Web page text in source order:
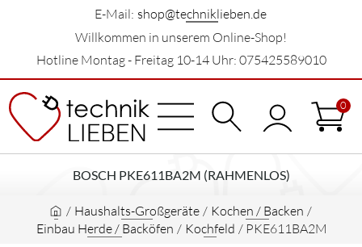
E-Mail: shop@techniklieben.de
Willkommen in unserem Online-Shop!
Hotline Montag - Freitag 10-14 Uhr: 075425589010
0
BOSCH PKE611BA2M (RAHMENLOS)
/ Haushalts-Großgeräte / Kochen / Backen /
Einbau Herde / Backöfen / Kochfeld / PKE611BA2M